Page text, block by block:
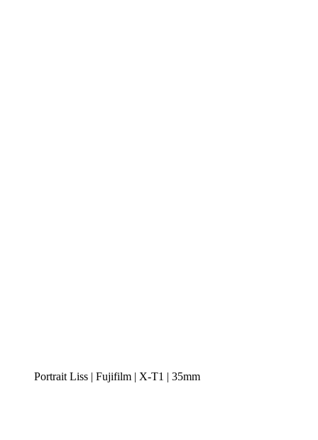
Portrait Liss | Fujifilm | X-T1 | 35mm